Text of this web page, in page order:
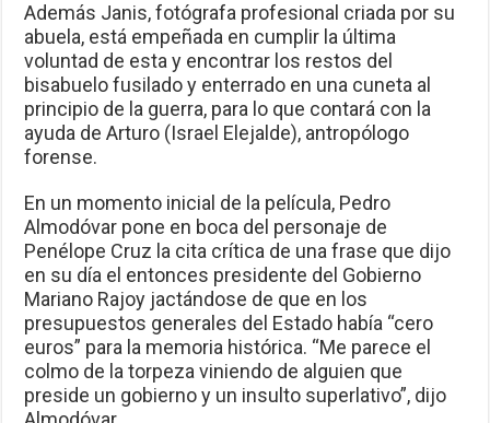
Además Janis, fotógrafa profesional criada por su
abuela, está empeñada en cumplir la última
voluntad de esta y encontrar los restos del
bisabuelo fusilado y enterrado en una cuneta al
principio de la guerra, para lo que contará con la
ayuda de Arturo (Israel Elejalde), antropólogo
forense.
En un momento inicial de la película, Pedro
Almodóvar pone en boca del personaje de
Penélope Cruz la cita crítica de una frase que dijo
en su día el entonces presidente del Gobierno
Mariano Rajoy jactándose de que en los
presupuestos generales del Estado había “cero
euros” para la memoria histórica. “Me parece el
colmo de la torpeza viniendo de alguien que
preside un gobierno y un insulto superlativo”, dijo